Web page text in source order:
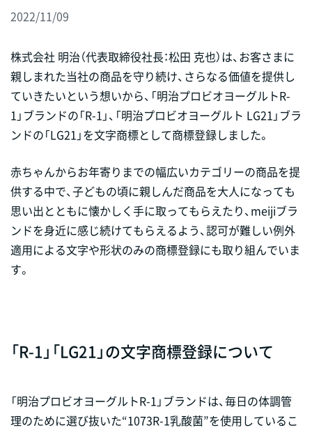
2022/11/09
株式会社 明治（代表取締役社長：松田 克也）は、お客さまに
親しまれた当社の商品を守り続け、さらなる価値を提供し
ていきたいという想いから、「明治プロビオヨーグルトR-
1」ブランドの「R-1」、「明治プロビオヨーグルト LG21」ブラ
ンドの「LG21」を文字商標として商標登録しました。
赤ちゃんからお年寄りまでの幅広いカテゴリーの商品を提
供する中で、子どもの頃に親しんだ商品を大人になっても
思い出とともに懐かしく手に取ってもらえたり、meijiブラ
ンドを身近に感じ続けてもらえるよう、認可が難しい例外
適用による文字や形状のみの商標登録にも取り組んでいま
す。
「R-1」「LG21」の文字商標登録について
「明治プロビオヨーグルトR-1」ブランドは、毎日の体調管
理のために選び抜いた“1073R-1乳酸菌”を使用しているこ